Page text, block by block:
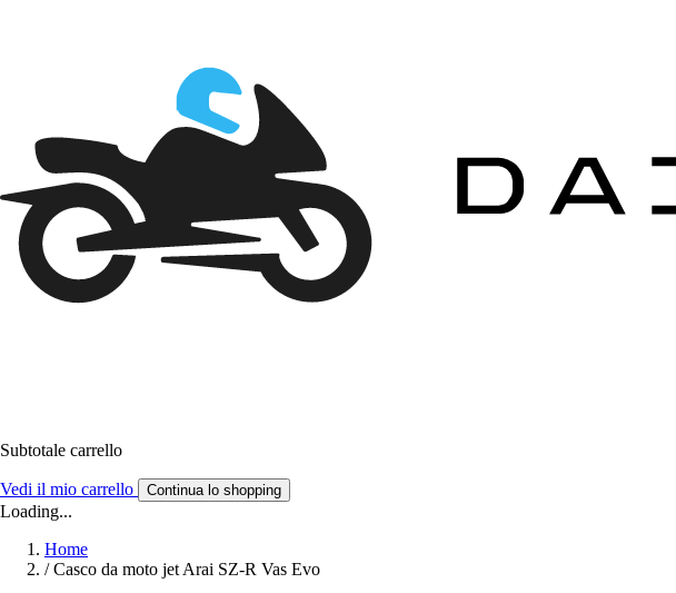
Subtotale carrello
Vedi il mio carrello Continua lo shopping
Loading...
Home
/ Casco da moto jet Arai SZ-R Vas Evo